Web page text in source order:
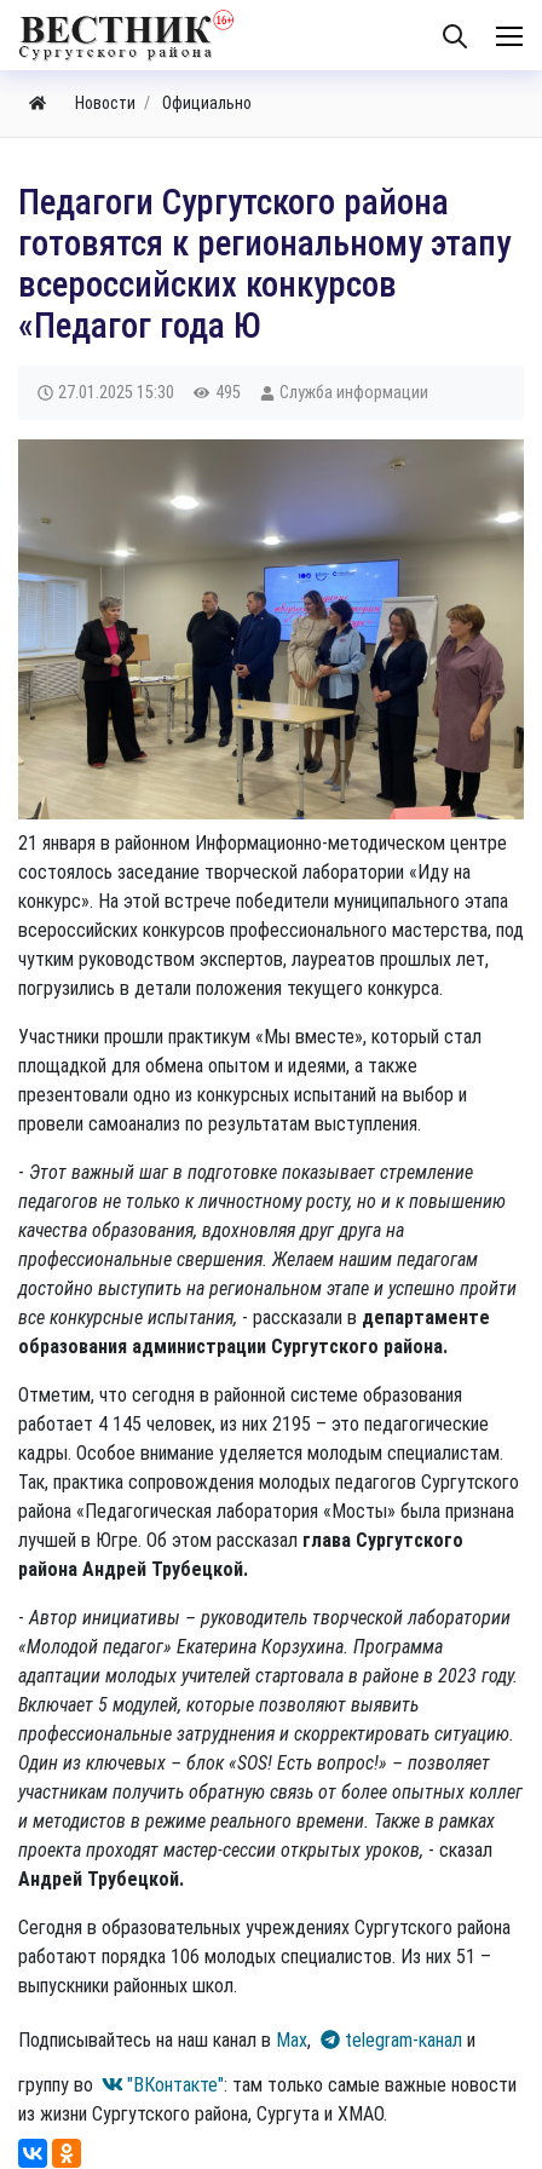
Новости Официально
​Педагоги Сургутского района
готовятся к региональному этапу
всероссийских конкурсов
«Педагог года Ю
27.01.2025 15:30 495 Служба информации
21 января в районном Информационно-методическом центре
состоялось заседание творческой лаборатории «Иду на
конкурс». На этой встрече победители муниципального этапа
всероссийских конкурсов профессионального мастерства, под
чутким руководством экспертов, лауреатов прошлых лет,
погрузились в детали положения текущего конкурса.
Участники прошли практикум «Мы вместе», который стал
площадкой для обмена опытом и идеями, а также
презентовали одно из конкурсных испытаний на выбор и
провели самоанализ по результатам выступления.
- Этот важный шаг в подготовке показывает стремление
педагогов не только к личностному росту, но и к повышению
качества образования, вдохновляя друг друга на
профессиональные свершения. Желаем нашим педагогам
достойно выступить на региональном этапе и успешно пройти
все конкурсные испытания, - рассказали в департаменте
образования администрации Сургутского района.
Отметим, что сегодня в районной системе образования
работает 4 145 человек, из них 2195 – это педагогические
кадры. Особое внимание уделяется молодым специалистам.
Так, практика сопровождения молодых педагогов Сургутского
района «Педагогическая лаборатория «Мосты» была признана
лучшей в Югре. Об этом рассказал глава Сургутского
района Андрей Трубецкой.
- Автор инициативы – руководитель творческой лаборатории
«Молодой педагог» Екатерина Корзухина. Программа
адаптации молодых учителей стартовала в районе в 2023 году.
Включает 5 модулей, которые позволяют выявить
профессиональные затруднения и скорректировать ситуацию.
Один из ключевых – блок «SOS! Есть вопрос!» – позволяет
участникам получить обратную связь от более опытных коллег
и методистов в режиме реального времени. Также в рамках
проекта проходят мастер-сессии открытых уроков, - сказал
Андрей Трубецкой.
Сегодня в образовательных учреждениях Сургутского района
работают порядка 106 молодых специалистов. Из них 51 –
выпускники районных школ.
Подписывайтесь на наш канал в Max, telegram-канал и
группу во
"ВКонтакте": там только самые важные новости
из жизни Сургутского района, Сургута и ХМАО.